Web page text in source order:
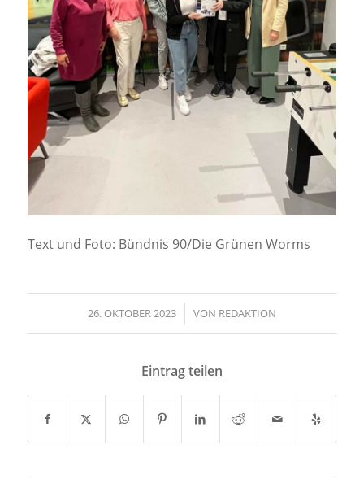
Text und Foto: Bündnis 90/Die Grünen Worms
26. OKTOBER 2023
/ VON REDAKTION
Eintrag teilen